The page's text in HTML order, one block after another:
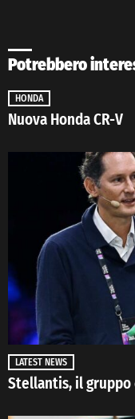
Potrebbero
HONDA
Nuova Honda CR-V
LATEST NEWS
Stellantis, il gruppo